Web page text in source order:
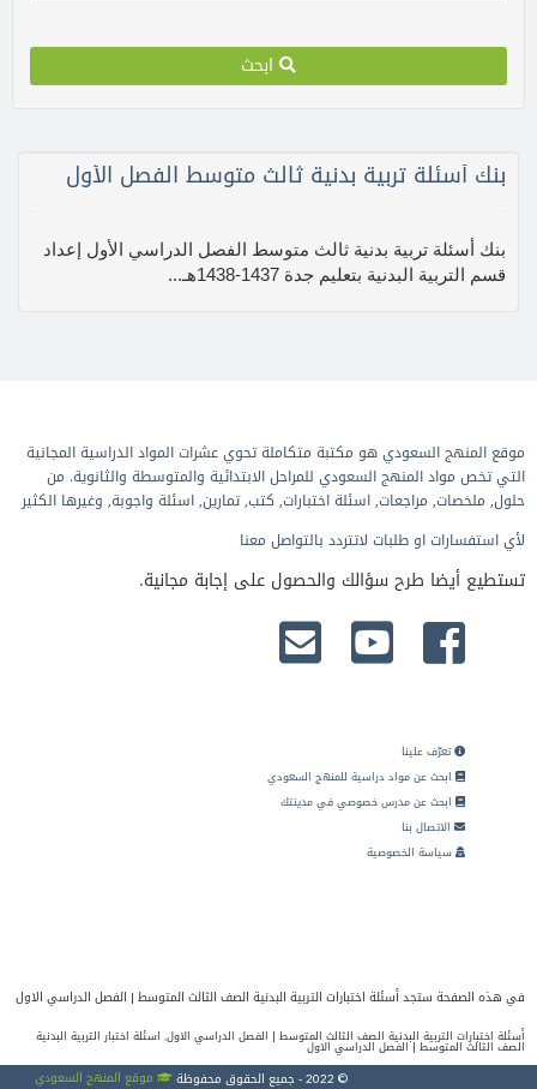
ابحث
بنك أسئلة تربية بدنية ثالث متوسط الفصل الأول
بنك أسئلة تربية بدنية ثالث متوسط الفصل الدراسي الأول إعداد
قسم التربية البدنية بتعليم جدة 1437-1438هـ...
موقع المنهج السعودي هو مكتبة متكاملة تحوي عشرات المواد الدراسية المجانية
التي تخص مواد المنهج السعودي للمراحل الابتدائية والمتوسطة والثانوية. من
حلول, ملخصات, مراجعات, اسئلة اختبارات, كتب, تمارين, اسئلة واجوبة, وغيرها الكثير
لأي استفسارات او طلبات لاتتردد بالتواصل معنا
تستطيع أيضا طرح سؤالك والحصول على إجابة مجانية.
تعرّف علينا
ابحث عن مواد دراسية للمنهج السعودي
ابحث عن مدرس خصوصي في مدينتك
الاتصال بنا
سياسة الخصوصية
في هذه الصفحة ستجد أسئلة اختبارات التربية البدنية الصف الثالث المتوسط | الفصل الدراسي الاول
أسئلة اختبارات التربية البدنية الصف الثالث المتوسط | الفصل الدراسي الاول, اسئلة اختبار التربية البدنية
الصف الثالث المتوسط | الفصل الدراسي الاول
© 2022 - جميع الحقوق محفوظة موقع المنهج السعودي